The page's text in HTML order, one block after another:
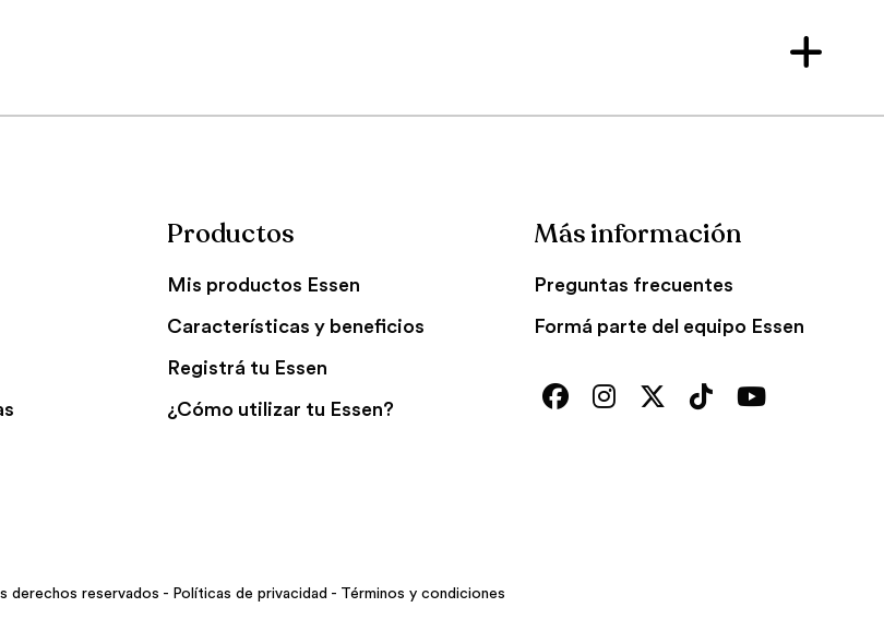
Productos
Mis productos Essen
Características y beneficios
Registrá tu Essen
¿Cómo utilizar tu Essen?
Más información
Preguntas frecuentes
Formá parte del equipo Essen
derechos reservados - Políticas de privacidad - Términos y condiciones